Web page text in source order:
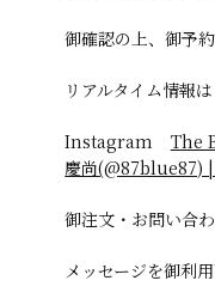
御確認の上、御予
リアルタイム情報は
Instagram The
慶尚(@87blue87)
御注文・お問い合
メッセージを御利